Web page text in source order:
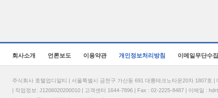
회사소개 언론보도 이용약관 개인정보처리방침 이메일무단수
주식회사 호텔업디알티 | 서울특별시 금천구 가산동 691 대륭테크노타운20차 1807
| 직업정보: J1206020200010 | 고객센터 1644-7896 | Fax : 02-2225-8487 | 이메일 :